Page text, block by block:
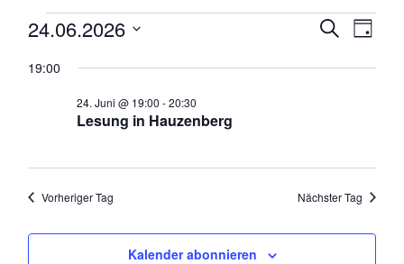
Veranstaltungen
für
2026
Suche
Tag
24.06.2026
wählen.
19:00
Lesung in Hauzenberg
24. Juni @ 19:00 -20:30
Vorheriger Tag Nächster Tag
Kalender abonnieren